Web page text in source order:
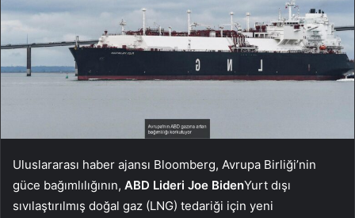
Uluslararası haber ajansı Bloomberg, Avrupa Birliği’nin
güce bağımlılığının, ABD Lideri Joe BidenYurt dışı
sıvılaştırılmış doğal gaz (LNG) tedariği için yeni